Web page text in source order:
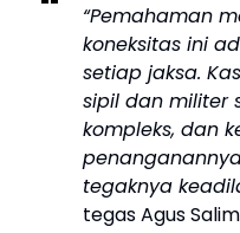
“Pemahaman
koneksitas ini
setiap jaksa.
sipil dan militer
kompleks, dan
tegaknya
tegas Agus